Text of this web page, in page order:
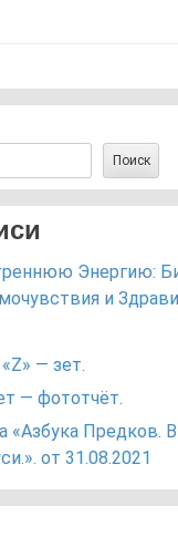
Поиск
Энергию:
и
— зет.
— фототчёт.
«Азбука Предков.
от 31.08.2021